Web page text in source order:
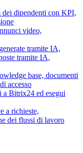
dipendenti con KPI,
video,
tramite IA,
tramite IA,
base, documenti
accesso
a Bitrix24 ed esegui
a richieste,
dei flussi di lavoro